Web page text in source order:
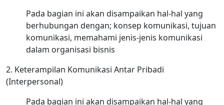
Pada bagian ini akan disampaikan hal-hal yang
berhubungan dengan; konsep komunikasi, tujuan
komunikasi, memahami jenis-jenis komunikasi
dalam organisasi bisnis
2. Keterampilan Komunikasi Antar Pribadi
(Interpersonal)
Pada bagian ini akan disampaikan hal-hal yang